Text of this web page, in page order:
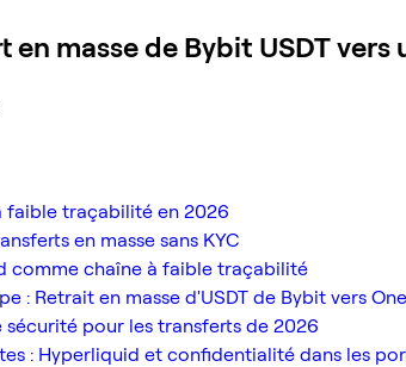
en masse de Bybit USDT
faible traçabilité en 2026
en masse sans KYC
comme chaîne à faible traçabilité
: Retrait en masse d'USDT de Bybit vers
sécurité pour les transferts de 2026
: Hyperliquid et confidentialité dans les